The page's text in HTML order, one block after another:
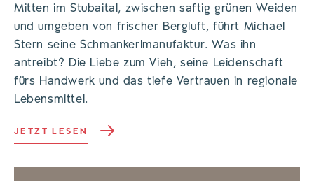
Mitten im Stubaital, zwischen saftig grünen Weiden
und umgeben von frischer Bergluft, führt Michael
Stern seine Schmankerlmanufaktur. Was ihn
antreibt? Die Liebe zum Vieh, seine Leidenschaft
fürs Handwerk und das tiefe Vertrauen in regionale
Lebensmittel.
JETZT LESEN